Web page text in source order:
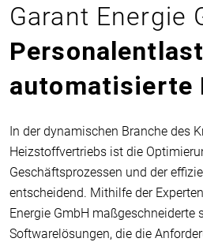
Garant Energie
automatisierte
In der dynamischen Branche des
Heizstoffvertriebs ist die
Geschäftsprozessen und der
entscheidend. Mithilfe der
Energie GmbH
Softwarelösungen, die die